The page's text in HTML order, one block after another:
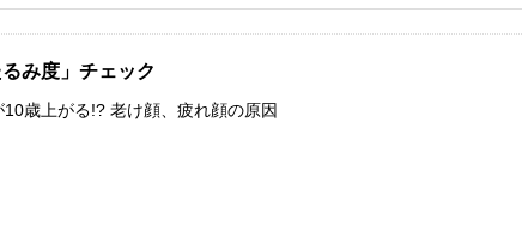
み度」チェック
10歳上がる!? 老け顔、疲れ顔の原因